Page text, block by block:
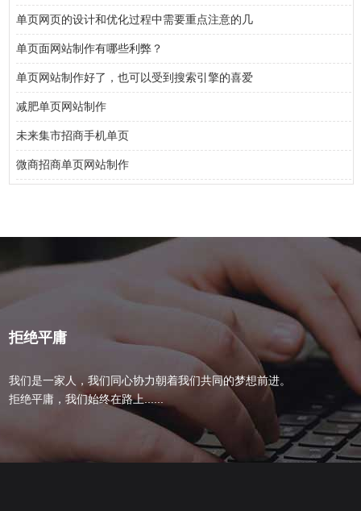
单页网页的设计和优化过程中需要重点注意的几
单页面网站制作有哪些利弊？
单页网站制作好了，也可以受到搜索引擎的喜爱
减肥单页网站制作
未来集市招商手机单页
微商招商单页网站制作
拒绝平庸
我们是一家人，我们同心协力朝着我们共同的梦想前进。
拒绝平庸，我们始终在路上......